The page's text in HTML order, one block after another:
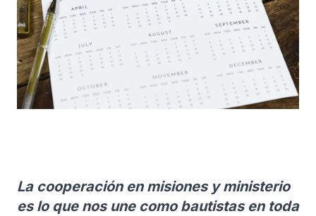
La cooperación en misiones y ministerio
es lo que nos une como bautistas en toda